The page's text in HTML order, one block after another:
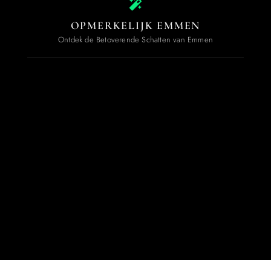
OPMERKELIJK EMMEN
Ontdek de Betoverende Schatten van Emmen